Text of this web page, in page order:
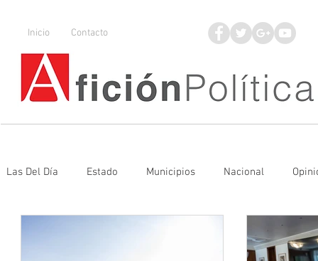
Inicio Contacto
Las Del Día Estado Municipios Nacional